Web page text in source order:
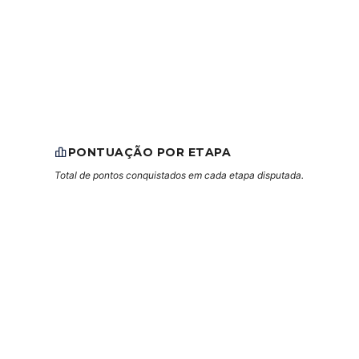
PONTUAÇÃO POR ETAPA
Total de pontos conquistados em cada etapa disputada.